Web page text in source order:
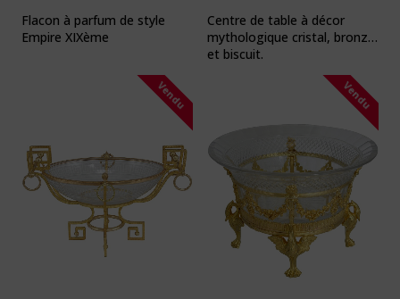
Flacon à parfum de style
Empire XIXème
Centre de table à décor
mythologique cristal, bronze
et biscuit.
Vendu Vendu